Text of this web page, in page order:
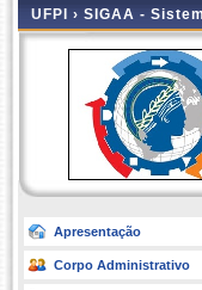
UFPI › SIGAA -
Apresentação
Corpo Administrativo